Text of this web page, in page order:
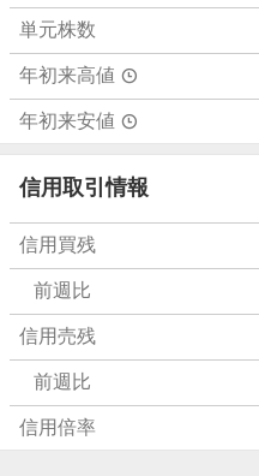
た
い
0
%
、
強
く
売
り
た
い
3
.
3
%
単元株数
年初来高値
年初来安値
信用取引情報
信用買残
前週比
信用売残
前週比
信用倍率